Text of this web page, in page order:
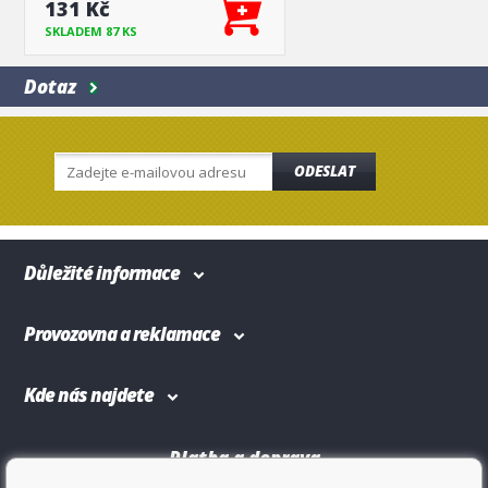
131 Kč
SKLADEM 87 KS
Dotaz
ODESLAT
Důležité informace
Provozovna a reklamace
Kde nás najdete
Platba a doprava